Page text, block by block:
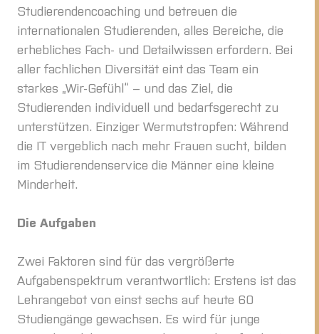
Studierendencoaching und betreuen die
internationalen Studierenden, alles Bereiche, die
erhebliches Fach- und Detailwissen erfordern. Bei
aller fachlichen Diversität eint das Team ein
starkes „Wir-Gefühl“ – und das Ziel, die
Studierenden individuell und bedarfsgerecht zu
unterstützen. Einziger Wermutstropfen: Während
die IT vergeblich nach mehr Frauen sucht, bilden
im Studierendenservice die Männer eine kleine
Minderheit.
Die Aufgaben
Zwei Faktoren sind für das vergrößerte
Aufgabenspektrum verantwortlich: Erstens ist das
Lehrangebot von einst sechs auf heute 60
Studiengänge gewachsen. Es wird für junge